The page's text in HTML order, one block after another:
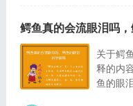
鳄鱼真的会流眼泪吗
关于鳄
释的内
鱼的眼